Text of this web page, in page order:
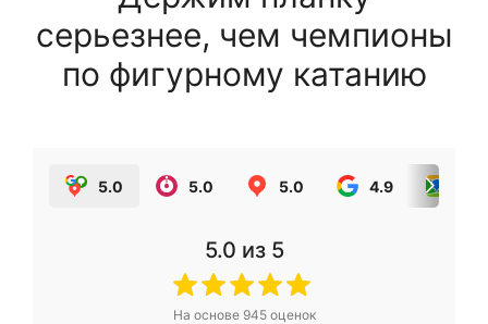
серьезнее, чем чемпионы
по фигурному катанию
5.0 5.0 5.0 4.9
5.0 из 5
На основе 945оценок